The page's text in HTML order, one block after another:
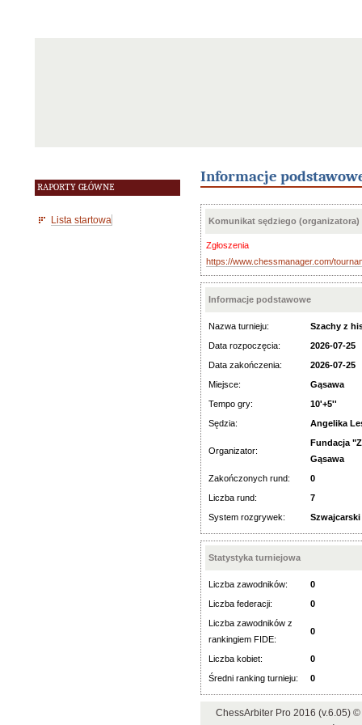
RAPORTY GŁÓWNE
Lista startowa
Informacje
Komunikat sędziego (organizatora)
Zgłoszenia
https://www.chessmanager.com/
Informacje podstawowe
Nazwa turnieju:
Szachy z
Data rozpoczęcia:
2026-07-25
Data zakończenia:
2026-07-25
Miejsce:
Gąsawa
Tempo gry:
10'+5''
Sędzia:
Angelika
Organizator:
Fundacja
Gąsawa
Zakończonych rund:
0
Liczba rund:
7
System rozgrywek:
Szwajcarski
Statystyka turniejowa
Liczba zawodników:
0
Liczba federacji:
0
Liczba zawodników z
rankingiem FIDE:
0
Liczba kobiet:
0
Średni ranking turnieju:
0
ChessArbiter Pro 2016 (v.6.05)